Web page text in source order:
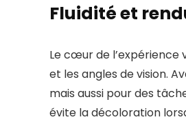
Fluidité et
Le cœur de l’expérience
et les angles de vision.
mais aussi pour des
évite la décoloration